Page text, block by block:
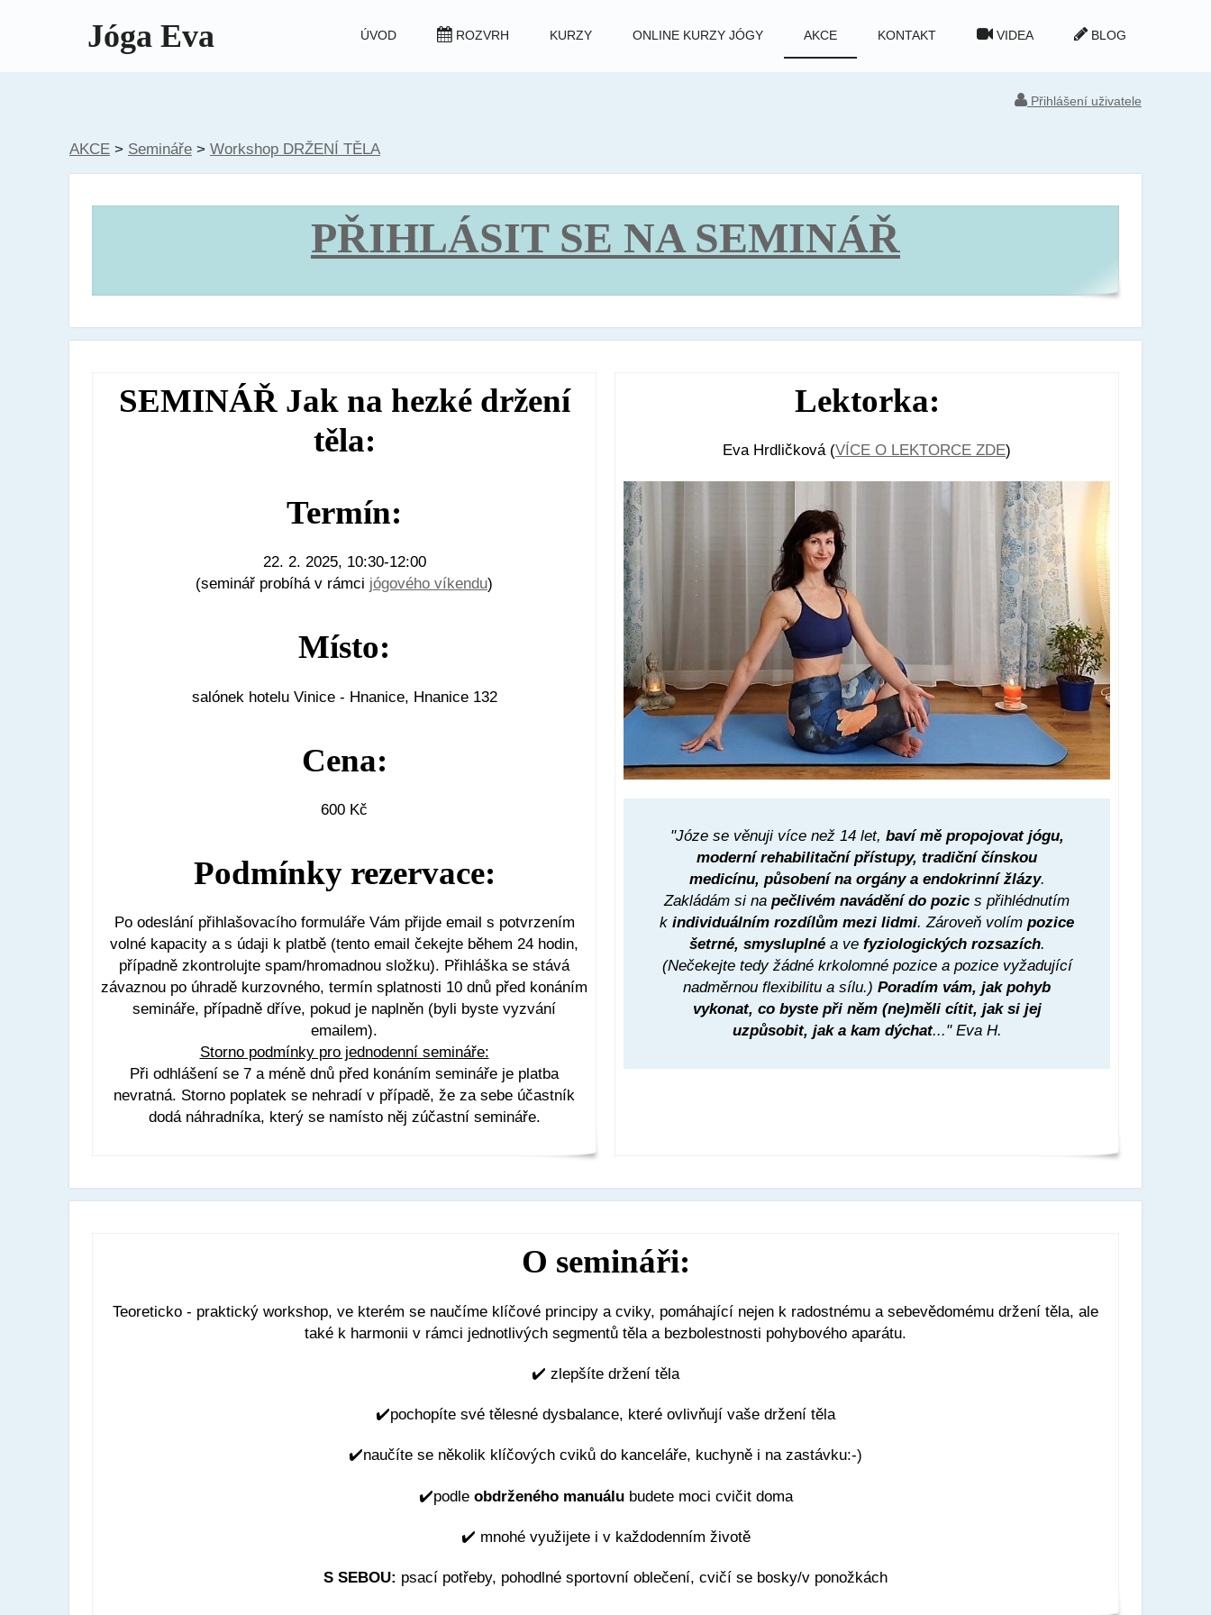
Jóga Eva ÚVOD ROZVRH KURZY ONLINE KURZY JÓGY AKCE KONTAKT VIDEA BLOG
Přihlášení uživatele
AKCE > Semináře > Workshop DRŽENÍ TĚLA
PŘIHLÁSIT SE NA SEMINÁŘ
SEMINÁŘ Jak na hezké držení
těla:
Termín:
22. 2. 2025, 10:30-12:00
(seminář probíhá v rámci jógového víkendu)
Místo:
salónek hotelu Vinice - Hnanice, Hnanice 132
Cena:
600 Kč
Podmínky rezervace:
Po odeslání přihlašovacího formuláře Vám přijde email s potvrzením
volné kapacity a s údaji k platbě (tento email čekejte během 24 hodin,
případně zkontrolujte spam/hromadnou složku). Přihláška se stává
závaznou po úhradě kurzovného, termín splatnosti 10 dnů před konáním
semináře, případně dříve, pokud je naplněn (byli byste vyzvání
emailem).
Storno podmínky pro jednodenní semináře:
Při odhlášení se 7 a méně dnů před konáním semináře je platba
nevratná. Storno poplatek se nehradí v případě, že za sebe účastník
dodá náhradníka, který se namísto něj zúčastní semináře.
Lektorka:
Eva Hrdličková (VÍCE O LEKTORCE ZDE)
"Józe se věnuji více než 14 let, baví mě propojovat jógu,
moderní rehabilitační přístupy, tradiční čínskou
medicínu, působení na orgány a endokrinní žlázy.
Zakládám si na pečlivém navádění do pozic s přihlédnutím
k individuálním rozdílům mezi lidmi. Zároveň volím pozice
šetrné, smysluplnéa ve fyziologických rozsazích.
(Nečekejte tedy žádné krkolomné pozice a pozice vyžadující
nadměrnou flexibilitu a sílu.) Poradím vám, jak pohyb
vykonat, co byste při něm (ne)měli cítit, jak si jej
uzpůsobit, jak a kam dýchat..." Eva H.
O semináři:
Teoreticko - praktický workshop, ve kterém se naučíme klíčové principy a cviky, pomáhající nejen k radostnému a sebevědomému držení těla, ale
také k harmonii v rámci jednotlivých segmentů těla a bezbolestnosti pohybového aparátu.
✔️ zlepšíte držení těla
✔️pochopíte své tělesné dysbalance, které ovlivňují vaše držení těla
✔️naučíte se několik klíčových cviků do kanceláře, kuchyně i na zastávku:-)
✔️podle obdrženého manuálubudete moci cvičit doma
✔️ mnohé využijete i v každodenním životě
S SEBOU: psací potřeby, pohodlné sportovní oblečení, cvičí se bosky/v ponožkách